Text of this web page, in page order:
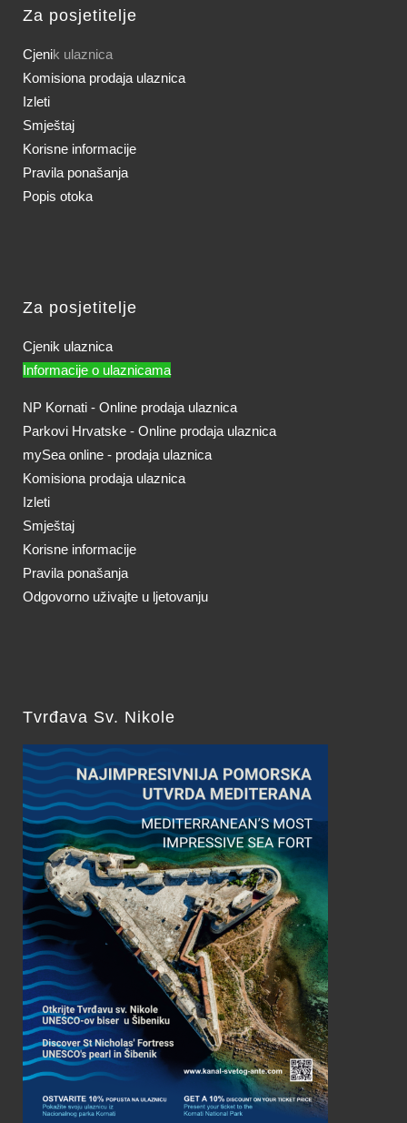
Za posjetitelje
Cjenik ulaznica
Komisiona prodaja ulaznica
Izleti
Smještaj
Korisne informacije
Pravila ponašanja
Popis otoka
Za posjetitelje
Cjenik ulaznica
Informacije o ulaznicama
NP Kornati - Online prodaja ulaznica
Parkovi Hrvatske - Online prodaja ulaznica
mySea online - prodaja ulaznica
Komisiona prodaja ulaznica
Izleti
Smještaj
Korisne informacije
Pravila ponašanja
Odgovorno uživajte u ljetovanju
Tvrđava Sv. Nikole